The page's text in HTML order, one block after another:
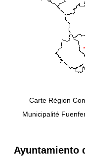
Carte Région
Municipalité
Ayuntamiento